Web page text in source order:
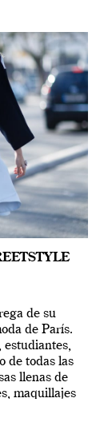
de su
de París.
estudiantes,
de todas las
llenas de
maquillajes
Imágenes